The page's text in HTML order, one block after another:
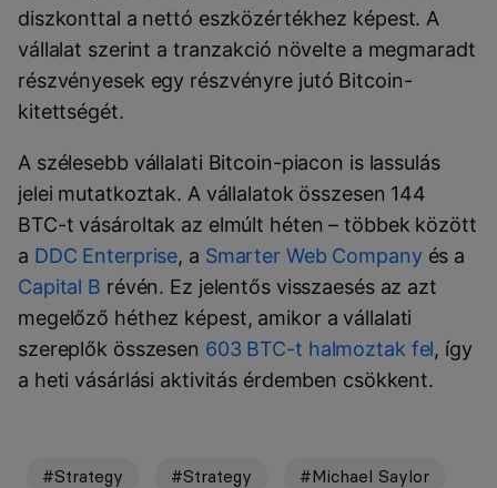
diszkonttal a nettó eszközértékhez képest. A
vállalat szerint a tranzakció növelte a megmaradt
részvényesek egy részvényre jutó Bitcoin-
kitettségét.
A szélesebb vállalati Bitcoin-piacon is lassulás
jelei mutatkoztak. A vállalatok összesen 144
BTC-t vásároltak az elmúlt héten – többek között
a DDC Enterprise, a Smarter Web Companyés a
Capital B révén. Ez jelentős visszaesés az azt
megelőző héthez képest, amikor a vállalati
szereplők összesen 603 BTC-t halmoztak fel, így
a heti vásárlási aktivitás érdemben csökkent.
#Strategy #Strategy
#Michael Saylor